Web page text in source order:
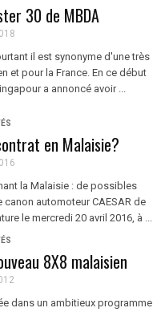
30 de MBDA
il est synonyme d'une très
et pour la France. En ce début
a annoncé avoir ...
en Malaisie?
la Malaisie : de possibles
automoteur CAESAR de
le mercredi 20 avril 2016, à ...
8X8 malaisien
dans un ambitieux programme